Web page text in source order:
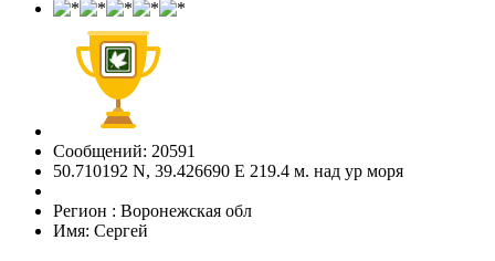
Сообщений: 20591
50.710192 N, 39.426690 E 219.4 м. над ур моря
Регион : Воронежская обл
Имя: Сергей